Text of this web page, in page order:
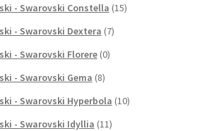
- Swarovski Constella (15)
- Swarovski Dextera (7)
- Swarovski Florere (0)
- Swarovski Gema (8)
- Swarovski Hyperbola (10)
- Swarovski Idyllia (11)